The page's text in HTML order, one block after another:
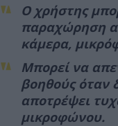
O χρήστης
παραχώρηση
κάμερα,
Μπορεί να
βοηθούς όταν
αποτρέψει
μικροφώνου.